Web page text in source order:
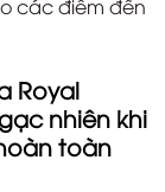
các điểm đến
Royal
nhiên khi
toàn